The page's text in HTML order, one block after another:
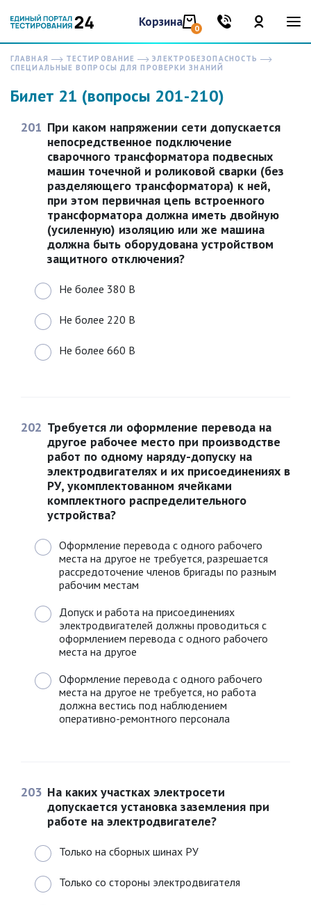
Корзина 0
ГЛАВНАЯ ТЕСТИРОВАНИЕ
ЭЛЕКТРОБЕЗОПАСНОСТЬ
СПЕЦИАЛЬНЫЕ ВОПРОСЫ ДЛЯ ПРОВЕРКИ ЗНАНИЙ
Билет 21 (вопросы 201-210)
201 При каком напряжении сети допускается
непосредственное подключение
сварочного трансформатора подвесных
машин точечной и роликовой сварки (без
разделяющего трансформатора) к ней,
при этом первичная цепь встроенного
трансформатора должна иметь двойную
(усиленную) изоляцию или же машина
должна быть оборудована устройством
защитного отключения?
Не более 380 В
Не более 220 В
Не более 660 В
202 Требуется ли оформление перевода на
другое рабочее место при производстве
работ по одному наряду-допуску на
электродвигателях и их присоединениях в
РУ, укомплектованном ячейками
комплектного распределительного
устройства?
Оформление перевода с одного рабочего
места на другое не требуется, разрешается
рассредоточение членов бригады по разным
рабочим местам
Допуск и работа на присоединениях
электродвигателей должны проводиться с
оформлением перевода с одного рабочего
места на другое
Оформление перевода с одного рабочего
места на другое не требуется, но работа
должна вестись под наблюдением
оперативно-ремонтного персонала
203 На каких участках электросети
допускается установка заземления при
работе на электродвигателе?
Только на сборных шинах РУ
Только со стороны электродвигателя